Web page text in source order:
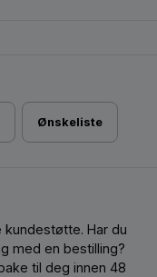
Ønskeliste
Har du
med en bestilling?
til deg innen 48